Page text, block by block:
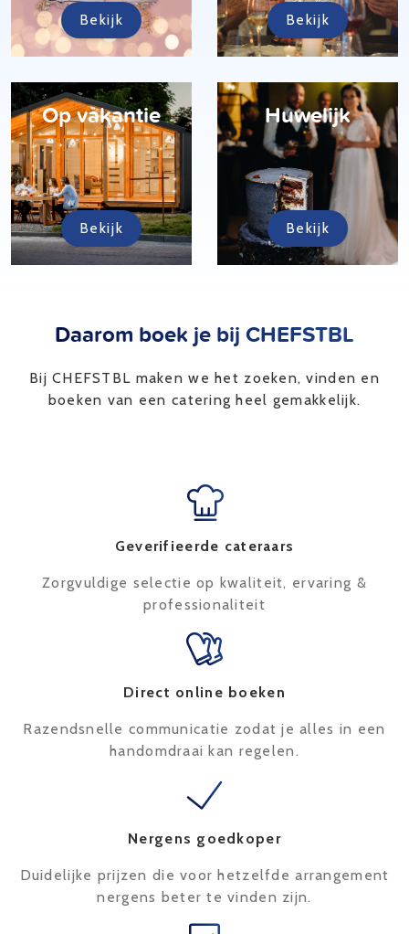
Bekijk Bekijk
Op vakantie
Bekijk
Huwelijk
Bekijk
Daarom boek je bij CHEFSTBL
Bij CHEFSTBL maken we het zoeken, vinden en
boeken van een catering heel gemakkelijk.
Geverifieerde cateraars
Zorgvuldige selectie op kwaliteit, ervaring &
professionaliteit
Direct online boeken
Razendsnelle communicatie zodat je alles in een
handomdraai kan regelen.
Nergens goedkoper
Duidelijke prijzen die voor hetzelfde arrangement
nergens beter te vinden zijn.